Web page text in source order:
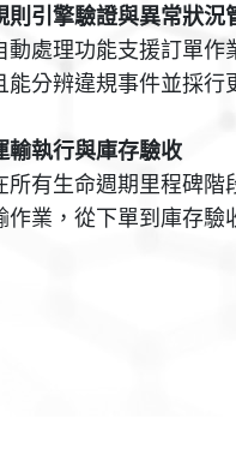
則引擎驗證與異常狀況
動處理功能支援訂單
能分辨違規事件並採行
輸執行與庫存驗收
所有生命週期里程碑階
作業，從下單到庫存驗